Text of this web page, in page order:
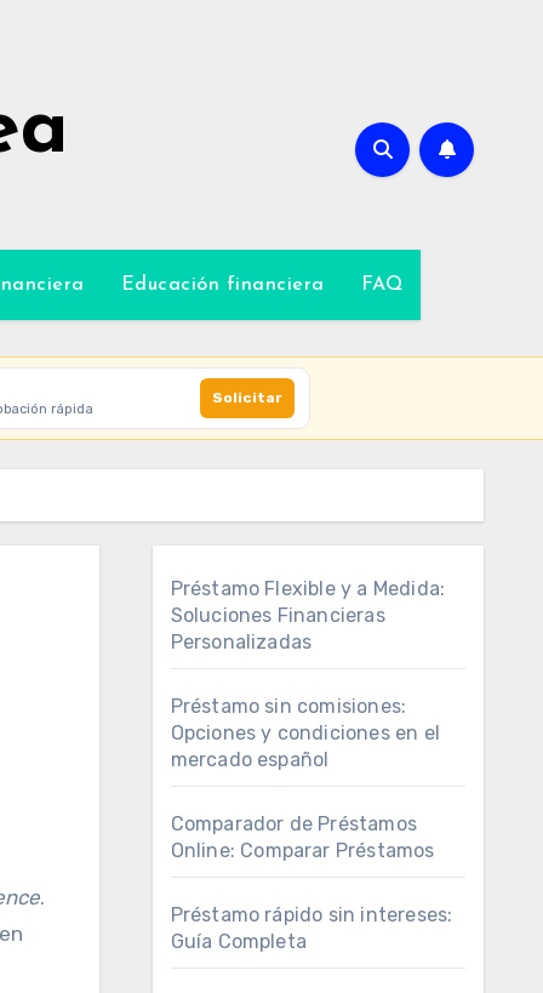
Educación financiera FAQ
rápida
Solicitar
.
Préstamo Flexible y a Medida:
Soluciones Financieras
Personalizadas
Préstamo sin comisiones:
Opciones y condiciones en el
mercado español
Comparador de Préstamos
Online: Comparar Préstamos
Préstamo rápido sin intereses:
Guía Completa